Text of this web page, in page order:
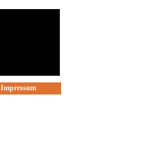
Impressum